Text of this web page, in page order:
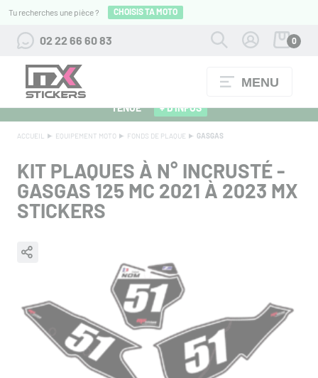
Tu recherches une pièce ? CHOISIS TA MOTO
02 22 66 60 83 0
MENU
ALPINESTARS 27 : FLOCAGE OFFERT POUR L'ACHAT D'UNE
TENUE
+ D'INFOS
ACCUEIL EQUIPEMENT MOTO FONDS DE PLAQUE GASGAS
KIT PLAQUES À N° INCRUSTÉ -
GASGAS 125 MC 2021 À 2023 MX
STICKERS